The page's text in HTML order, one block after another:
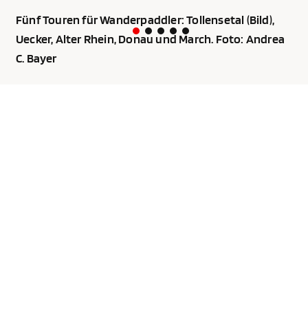
Fünf Touren für Wanderpaddler: Tollensetal (Bild),
Uecker, Alter Rhein, Donau und March. Foto: Andrea
C. Bayer